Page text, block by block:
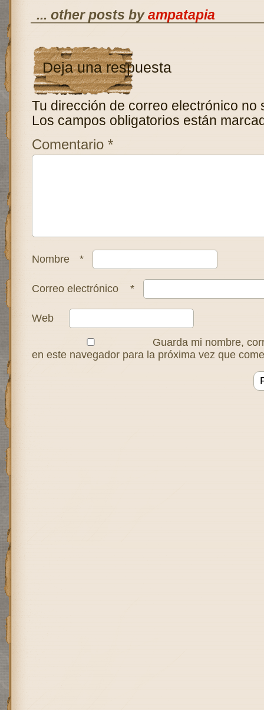
... other posts byampatapia
Deja una respuesta
Tu dirección de correo electrónico no
Los campos obligatorios están
Comentario *
Nombre *
Correo electrónico *
Web
Guarda mi nombre,
en este navegador para la próxima vez que